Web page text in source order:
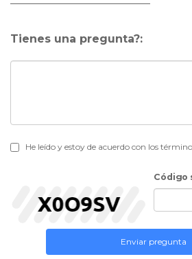
Tienes una pregunta?:
He leído y estoy de acuerdo con los
Código
Enviar pregunta